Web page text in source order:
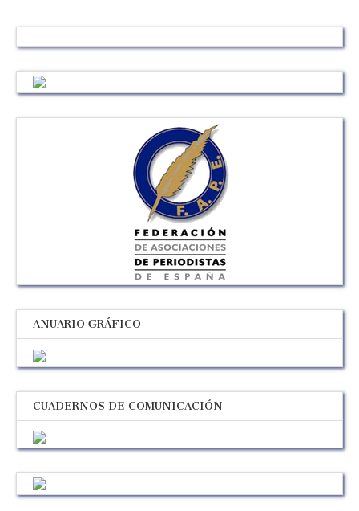
ANUARIO GRÁFICO
CUADERNOS DE COMUNICACIÓN